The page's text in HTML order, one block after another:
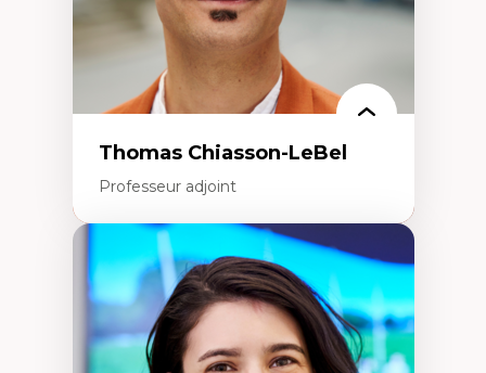
Thomas Chiasson-LeBel
Professeur adjoint
Expertises
Théories du développement
Économie politique comparée
Élites économiques
Sociologie économique
Extractivisme